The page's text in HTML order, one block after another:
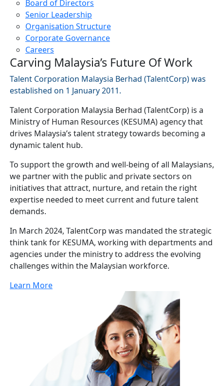
Board of Directors
Senior Leadership
Organisation Structure
Corporate Governance
Careers
Carving Malaysia’s Future Of Work
Talent Corporation Malaysia Berhad (TalentCorp) was
established on 1 January 2011.
Talent Corporation Malaysia Berhad (TalentCorp) is a
Ministry of Human Resources (KESUMA) agency that
drives Malaysia’s talent strategy towards becoming a
dynamic talent hub.
To support the growth and well-being of all Malaysians,
we partner with the public and private sectors on
initiatives that attract, nurture, and retain the right
expertise needed to meet current and future talent
demands.
In March 2024, TalentCorp was mandated the strategic
think tank for KESUMA, working with departments and
agencies under the ministry to address the evolving
challenges within the Malaysian workforce.
Learn More